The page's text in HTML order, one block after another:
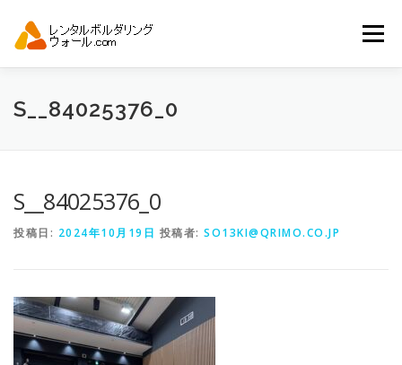
メニュー
トップ 自動見積り
S__84025376_0
S__84025376_0
投稿日: 2024年10月19日 投稿者: SO13KI@QRIMO.CO.JP